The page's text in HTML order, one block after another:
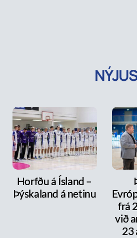
Horfðu á Ísland –
Þýskaland á netinu
frá
við
23